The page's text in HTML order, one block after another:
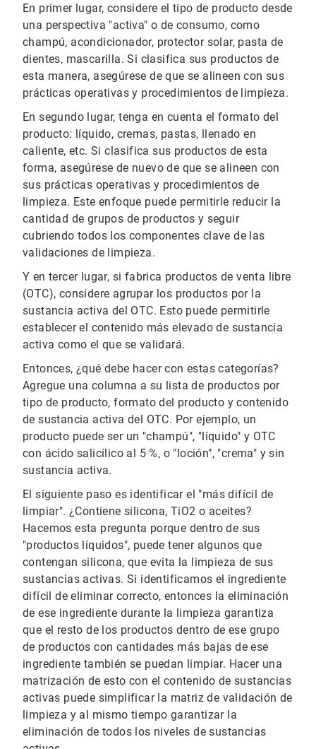
En primer lugar, considere el tipo de producto desde
una perspectiva "activa" o de consumo, como
champú, acondicionador, protector solar, pasta de
dientes, mascarilla. Si clasifica sus productos de
esta manera, asegúrese de que se alineen con sus
prácticas operativas y procedimientos de limpieza.
En segundo lugar, tenga en cuenta el formato del
producto: líquido, cremas, pastas, llenado en
caliente, etc. Si clasifica sus productos de esta
forma, asegúrese de nuevo de que se alineen con
sus prácticas operativas y procedimientos de
limpieza. Este enfoque puede permitirle reducir la
cantidad de grupos de productos y seguir
cubriendo todos los componentes clave de las
validaciones de limpieza.
Y en tercer lugar, si fabrica productos de venta libre
(OTC), considere agrupar los productos por la
sustancia activa del OTC. Esto puede permitirle
establecer el contenido más elevado de sustancia
activa como el que se validará.
Entonces, ¿qué debe hacer con estas categorías?
Agregue una columna a su lista de productos por
tipo de producto, formato del producto y contenido
de sustancia activa del OTC. Por ejemplo, un
producto puede ser un "champú", "líquido" y OTC
con ácido salicílico al 5 %, o "loción", "crema" y sin
sustancia activa.
El siguiente paso es identificar el "más difícil de
limpiar". ¿Contiene silicona, TiO2 o aceites?
Hacemos esta pregunta porque dentro de sus
"productos líquidos", puede tener algunos que
contengan silicona, que evita la limpieza de sus
sustancias activas. Si identificamos el ingrediente
difícil de eliminar correcto, entonces la eliminación
de ese ingrediente durante la limpieza garantiza
que el resto de los productos dentro de ese grupo
de productos con cantidades más bajas de ese
ingrediente también se puedan limpiar. Hacer una
matrización de esto con el contenido de sustancias
activas puede simplificar la matriz de validación de
limpieza y al mismo tiempo garantizar la
eliminación de todos los niveles de sustancias